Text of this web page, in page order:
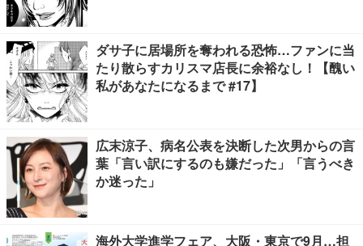
ダサ子に居場所を奪われる恐怖…ファンに当
たり散らすカリスマ店長に余裕なし！【醜い
私があなたになるまで #17】
広末涼子、病名公表を決断した次男からの言
葉「言い訳にするのも嫌だった」「言うべき
か迷った」
海外大学進学フェア、大阪・東京で9月…担